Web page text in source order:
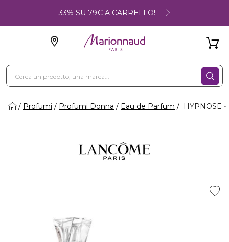
-33% SU 79€ A CARRELLO!
Profumi Profumi Donna Eau de Parfum HYPNOSE